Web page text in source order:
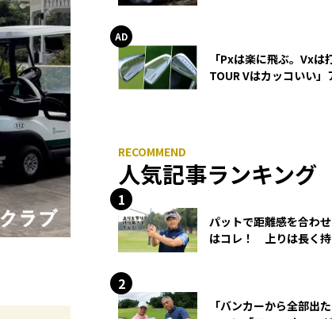
「Pxは楽に飛ぶ。Vxは
TOUR Vはカッコいい」
人気記事ランキング
パットで距離感を合わ
はコレ！ 上りは長く
「バンカーから全部出